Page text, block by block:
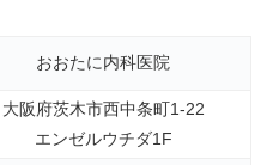
おおたに内科医院
大阪府茨木市西中条町1-22
エンゼルウチダ1F